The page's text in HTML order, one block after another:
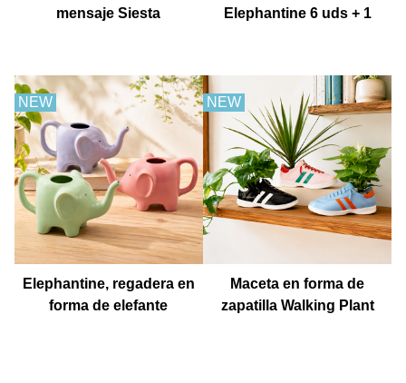
mensaje Siesta
Elephantine 6 uds + 1
NEW
Elephantine, regadera en
forma de elefante
NEW
Maceta en forma de
zapatilla Walking Plant